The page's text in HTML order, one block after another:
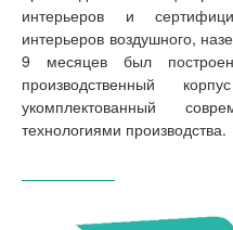
интерьеров и
интерьеров воздушного,
9 месяцев был
производственный
укомплектованный
технологиями производства.